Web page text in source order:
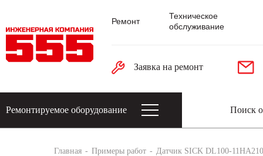
Ремонт
Техническое
обслуживание
Заявка на ремонт
Ремонтируемое оборудование
Главная Примеры работ Датчик SICK DL100-